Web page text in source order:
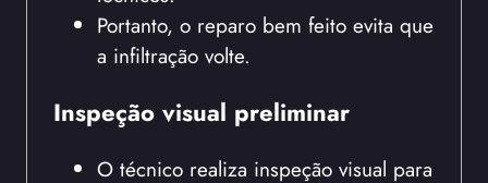
Portanto, o reparo bem feito evita que
a infiltração volte.
Inspeção visual preliminar
O técnico realiza inspeção visual para